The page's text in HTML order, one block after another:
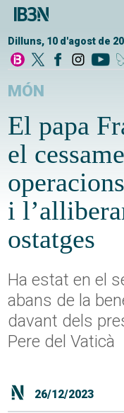
Dilluns, 10 d'agost de
MÓN
El papa
el
i
ostatges
Ha estat en el
abans de la
davant dels
Pere del Vaticà
26/12/2023